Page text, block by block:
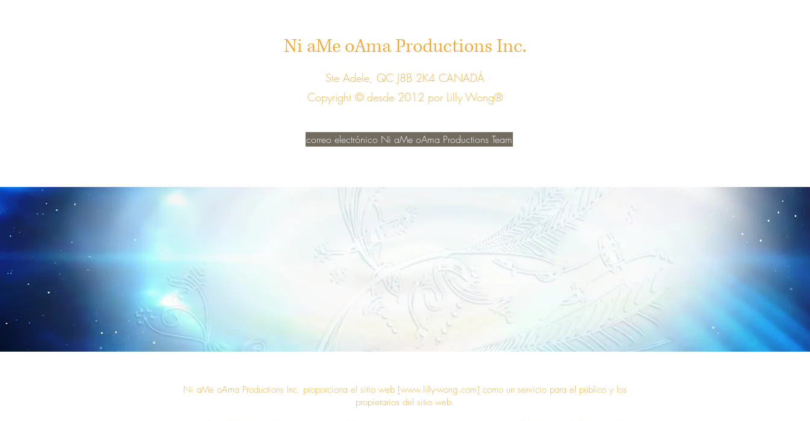
Ni aMe oAma Productions Inc.
Ste Adele, QC J8B 2K4 CANADÁ
Copyright © desde 2012 por Lilly Wong®
correo electrónico Ni aMe oAma Productions Team
Ni aMe oAma Productions Inc. proporciona el sitio web [www.lilly-wong.com] como un servicio para el público y los
propietarios del sitio web.